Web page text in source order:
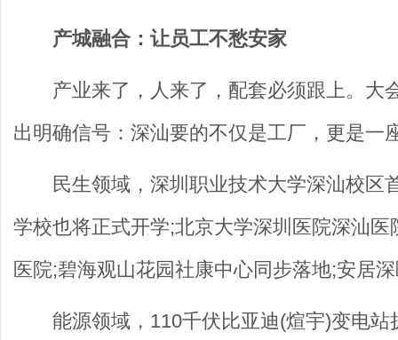
产城融合：让员工不愁安家
产业来了，人来了，配套必须跟上。大
出明确信号：深汕要的不仅是工厂，更是一
民生领域，深圳职业技术大学深汕校区
学校也将正式开学;北京大学深圳医院深汕
医院;碧海观山花园社康中心同步落地;安居
能源领域，110千伏比亚迪(煊宇)变电